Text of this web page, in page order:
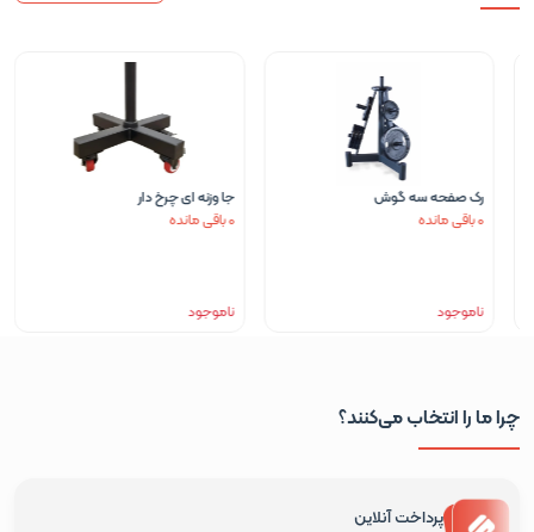
رک صفحه سه گوش
0 باقی مانده
ناموجود
جا وزنه ای چرخ دار
0 باقی مانده
ناموجود
چرا ما را انتخاب می‌کنند؟
پرداخت آنلاین